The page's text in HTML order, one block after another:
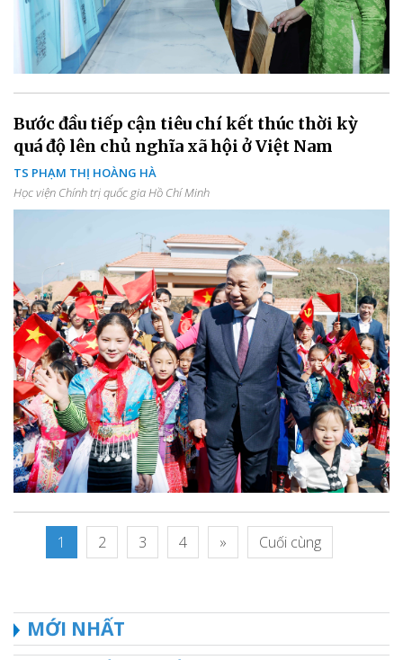
Bước đầu tiếp cận tiêu chí kết thúc thời kỳ
quá độ lên chủ nghĩa xã hội ở Việt Nam
TS PHẠM THỊ HOÀNG HÀ
Học viện Chính trị quốc gia Hồ Chí Minh
1 2 3 4 » Cuối cùng
MỚI NHẤT